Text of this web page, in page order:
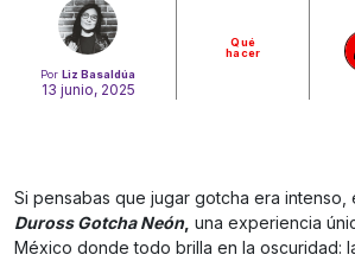
Por Liz Basaldúa
13 junio, 2025
Qué
hacer
Si pensabas que jugar gotcha era
Duross Gotcha Neón, una experiencia
México donde todo brilla en la oscuridad: